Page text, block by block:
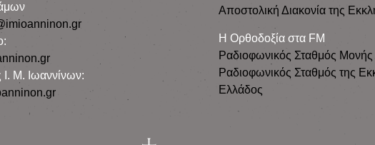
Ι. Μ. Ιωαννίνων:
Αποστολική Διακονία της
Η Ορθοδοξία στα FM
Ραδιοφωνικός Σταθμός
Ραδιοφωνικός Σταθμός της
Ελλάδος